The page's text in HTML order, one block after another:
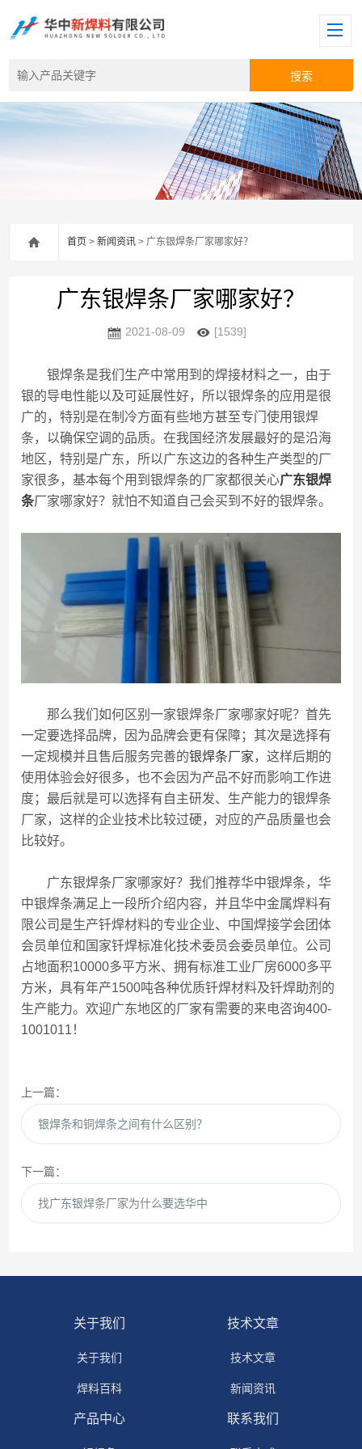
首页 >新闻资讯 > 广东银焊条厂家哪家好？
广东银焊条厂家哪家好？
2021-08-09 [1539]
银焊条是我们生产中常用到的焊接材料之一，由于
银的导电性能以及可延展性好，所以银焊条的应用是很
广的，特别是在制冷方面有些地方甚至专门使用银焊
条，以确保空调的品质。在我国经济发展最好的是沿海
地区，特别是广东，所以广东这边的各种生产类型的厂
家很多，基本每个用到银焊条的厂家都很关心广东银焊
条厂家哪家好？就怕不知道自己会买到不好的银焊条。
那么我们如何区别一家银焊条厂家哪家好呢？首先
一定要选择品牌，因为品牌会更有保障；其次是选择有
一定规模并且售后服务完善的银焊条厂家，这样后期的
使用体验会好很多，也不会因为产品不好而影响工作进
度；最后就是可以选择有自主研发、生产能力的银焊条
厂家，这样的企业技术比较过硬，对应的产品质量也会
比较好。
广东银焊条厂家哪家好？我们推荐华中银焊条，华
中银焊条满足上一段所介绍内容，并且华中金属焊料有
限公司是生产钎焊材料的专业企业、中国焊接学会团体
会员单位和国家钎焊标准化技术委员会委员单位。公司
占地面积10000多平方米、拥有标准工业厂房6000多平
方米，具有年产1500吨各种优质钎焊材料及钎焊助剂的
生产能力。欢迎广东地区的厂家有需要的来电咨询400-
1001011！
上一篇：
银焊条和铜焊条之间有什么区别？
下一篇：
找广东银焊条厂家为什么要选华中
关于我们
关于我们
焊料百科
技术文章
技术文章
新闻资讯
产品中心 联系我们